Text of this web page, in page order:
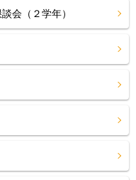
会（２学年）